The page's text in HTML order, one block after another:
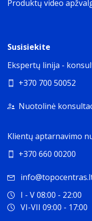
62 mm
Pakuotės tipas
The type of product
Box
Pakuotės turinys
Valymo šepetėlis
Šukų skaičius
2
Baterijos technologija
Nikelio-metalo hidridas
Produktų video
Susisiekite
Ekspertų linija -
+370 700 50052
Nuotolinė
Klientų aptarnavimo
+370 660 00200
I - V 08:00 - 22:00
VI-VII 09:00 - 17:00